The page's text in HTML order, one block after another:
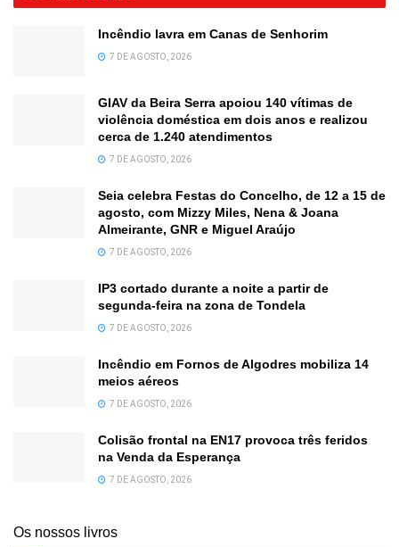
Incêndio lavra em Canas de Senhorim
7 DE AGOSTO, 2026
GIAV da Beira Serra apoiou 140 vítimas de
violência doméstica em dois anos e realizou
cerca de 1.240 atendimentos
7 DE AGOSTO, 2026
Seia celebra Festas do Concelho, de 12 a 15 de
agosto, com Mizzy Miles, Nena & Joana
Almeirante, GNR e Miguel Araújo
7 DE AGOSTO, 2026
IP3 cortado durante a noite a partir de
segunda-feira na zona de Tondela
7 DE AGOSTO, 2026
Incêndio em Fornos de Algodres mobiliza 14
meios aéreos
7 DE AGOSTO, 2026
Colisão frontal na EN17 provoca três feridos
na Venda da Esperança
7 DE AGOSTO, 2026
Os nossos livros